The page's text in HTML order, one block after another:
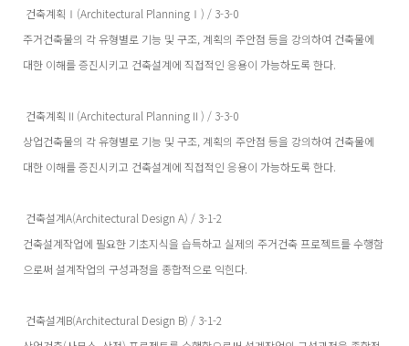
건축계획Ⅰ(Architectural PlanningⅠ) / 3-3-0
주거건축물의 각 유형별로 기능 및 구조, 계획의 주안점 등을 강의하여 건축물에
대한 이해를 증진시키고 건축설계에 직접적인 응용이 가능하도록 한다.
건축계획Ⅱ(Architectural PlanningⅡ) / 3-3-0
상업건축물의 각 유형별로 기능 및 구조, 계획의 주안점 등을 강의하여 건축물에
대한 이해를 증진시키고 건축설계에 직접적인 응용이 가능하도록 한다.
건축설계A(Architectural Design A) / 3-1-2
건축설계작업에 필요한 기초지식을 습득하고 실제의 주거건축 프로젝트를 수행함
으로써 설계작업의 구성과정을 종합적으로 익힌다.
건축설계B(Architectural Design B) / 3-1-2